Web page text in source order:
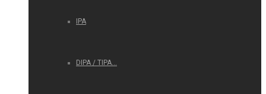
IPA
DIPA / TIPA…